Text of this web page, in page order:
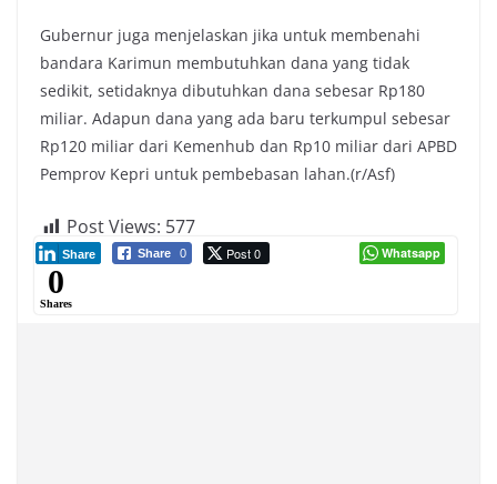
Gubernur juga menjelaskan jika untuk membenahi
bandara Karimun membutuhkan dana yang tidak
sedikit, setidaknya dibutuhkan dana sebesar Rp180
miliar. Adapun dana yang ada baru terkumpul sebesar
Rp120 miliar dari Kemenhub dan Rp10 miliar dari APBD
Pemprov Kepri untuk pembebasan lahan.(r/Asf)
Post Views: 577
Share 0 Post 0
Share Whatsapp
0
Shares